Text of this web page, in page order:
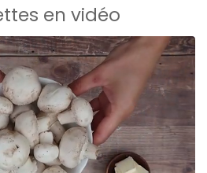
Connexion
en vidéo